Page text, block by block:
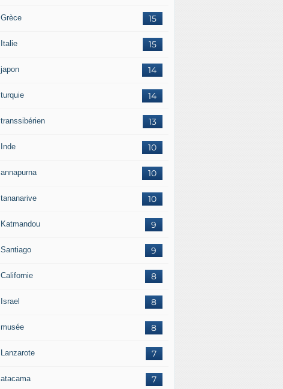
15
Grèce
15
Italie
14
japon
14
turquie
13
transsibérien
10
Inde
10
annapurna
10
tananarive
9
Katmandou
9
Santiago
8
Californie
8
Israel
8
musée
7
Lanzarote
7
atacama